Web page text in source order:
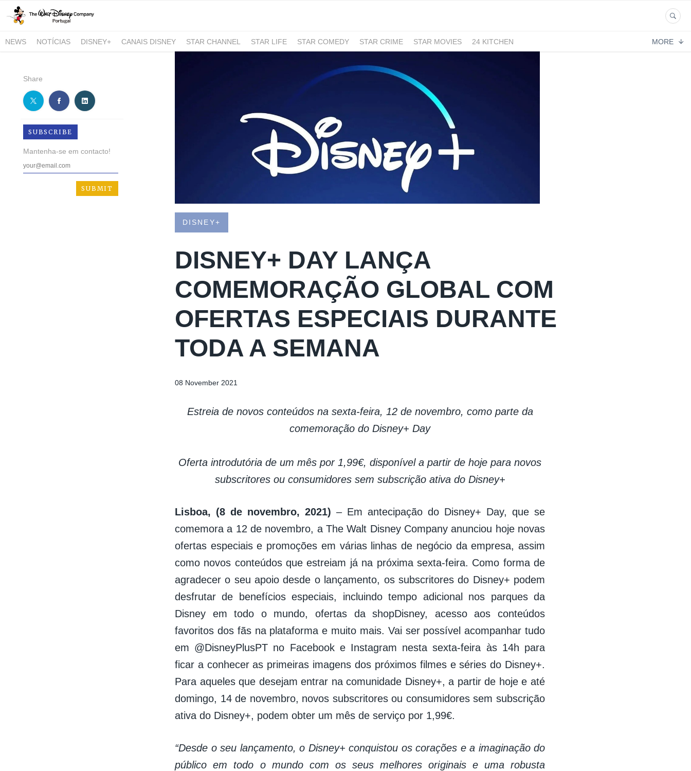
NEWS NOTÍCIAS DISNEY+ CANAIS DISNEY STAR CHANNEL STAR LIFE STAR COMEDY STAR CRIME STAR MOVIES
24 KITCHEN
MORE
Share
SUBSCRIBE
Mantenha-se em contacto!
DISNEY+
DISNEY+ DAY LANÇA
COMEMORAÇÃO GLOBAL COM
OFERTAS ESPECIAIS DURANTE
TODA A SEMANA
08 November 2021
Estreia de novos conteúdos na sexta-feira, 12 de novembro, como parte da
comemoração do Disney+ Day
Oferta introdutória de um mês por 1,99€, disponível a partir de hoje para novos
subscritores ou consumidores sem subscrição ativa do Disney+
Lisboa, (8 de novembro, 2021) – Em antecipação do Disney+ Day, que se
comemora a 12 de novembro, a The Walt Disney Company anunciou hoje novas
ofertas especiais e promoções em várias linhas de negócio da empresa, assim
como novos conteúdos que estreiam já na próxima sexta-feira. Como forma de
agradecer o seu apoio desde o lançamento, os subscritores do Disney+ podem
desfrutar de benefícios especiais, incluindo tempo adicional nos parques da
Disney em todo o mundo, ofertas da shopDisney, acesso aos conteúdos
favoritos dos fãs na plataforma e muito mais. Vai ser possível acompanhar tudo
em @DisneyPlusPT no Facebook e Instagram nesta sexta-feira às 14h para
ficar a conhecer as primeiras imagens dos próximos filmes e séries do Disney+.
Para aqueles que desejam entrar na comunidade Disney+, a partir de hoje e até
domingo, 14 de novembro, novos subscritores ou consumidores sem subscrição
ativa do Disney+, podem obter um mês de serviço por 1,99€.
“Desde o seu lançamento, o Disney+ conquistou os corações e a imaginação do
público em todo o mundo com os seus melhores originais e uma robusta